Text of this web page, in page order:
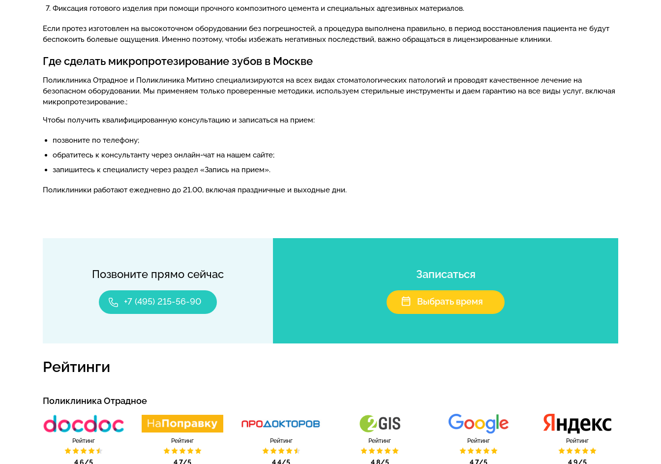
Фиксация готового изделия при помощи прочного композитного цемента и специальных адгезивных материалов.
Если протез изготовлен на высокоточном оборудовании без погрешностей, а процедура выполнена правильно, в период восстановления пациента не будут
беспокоить болевые ощущения. Именно поэтому, чтобы избежать негативных последствий, важно обращаться в лицензированные клиники.
Где сделать микропротезирование зубов в Москве
Поликлиника Отрадное и Поликлиника Митино специализируются на всех видах стоматологических патологий и проводят качественное лечение на
безопасном оборудовании. Мы применяем только проверенные методики, используем стерильные инструменты и даем гарантию на все виды услуг, включая
микропротезирование.;
Чтобы получить квалифицированную консультацию и записаться на прием:
позвоните по телефону;
обратитесь к консультанту через онлайн-чат на нашем сайте;
запишитесь к специалисту через раздел «Запись на прием».
Поликлиники работают ежедневно до 21.00, включая праздничные и выходные дни.
Позвоните прямо сейчас
+7 (495) 215-56-90
Записаться
Выбрать время
Рейтинги
Поликлиника Отрадное
Рейтинг Рейтинг Рейтинг Рейтинг Рейтинг Рейтинг